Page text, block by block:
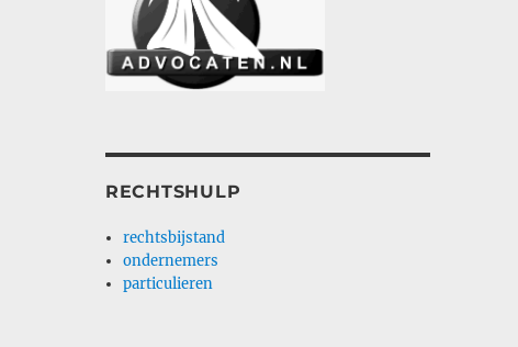
RECHTSHULP
rechtsbijstand
ondernemers
particulieren